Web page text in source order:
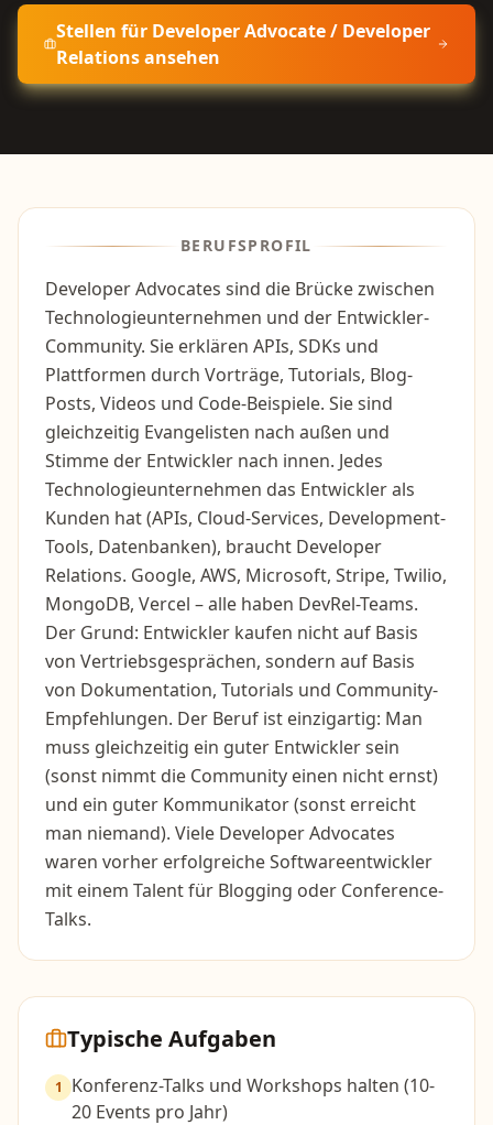
Stellen für Developer Advocate / Developer
Relationsansehen
BERUFSPROFIL
Developer Advocates sind die Brücke zwischen
Technologieunternehmen und der Entwickler-
Community. Sie erklären APIs, SDKs und
Plattformen durch Vorträge, Tutorials, Blog-
Posts, Videos und Code-Beispiele. Sie sind
gleichzeitig Evangelisten nach außen und
Stimme der Entwickler nach innen. Jedes
Technologieunternehmen das Entwickler als
Kunden hat (APIs, Cloud-Services, Development-
Tools, Datenbanken), braucht Developer
Relations. Google, AWS, Microsoft, Stripe, Twilio,
MongoDB, Vercel – alle haben DevRel-Teams.
Der Grund: Entwickler kaufen nicht auf Basis
von Vertriebsgesprächen, sondern auf Basis
von Dokumentation, Tutorials und Community-
Empfehlungen. Der Beruf ist einzigartig: Man
muss gleichzeitig ein guter Entwickler sein
(sonst nimmt die Community einen nicht ernst)
und ein guter Kommunikator (sonst erreicht
man niemand). Viele Developer Advocates
waren vorher erfolgreiche Softwareentwickler
mit einem Talent für Blogging oder Conference-
Talks.
Typische Aufgaben
1
Konferenz-Talks und Workshops halten (10-
20 Events pro Jahr)